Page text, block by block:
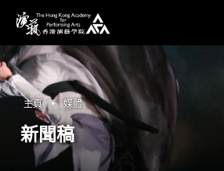
香港演藝學院
主頁 媒體
新聞稿